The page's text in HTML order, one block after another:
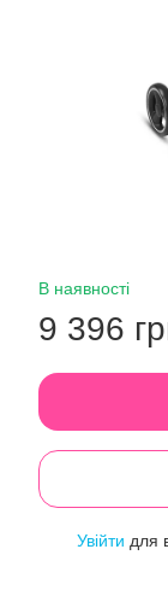
В наявності
9 396
Увійти для